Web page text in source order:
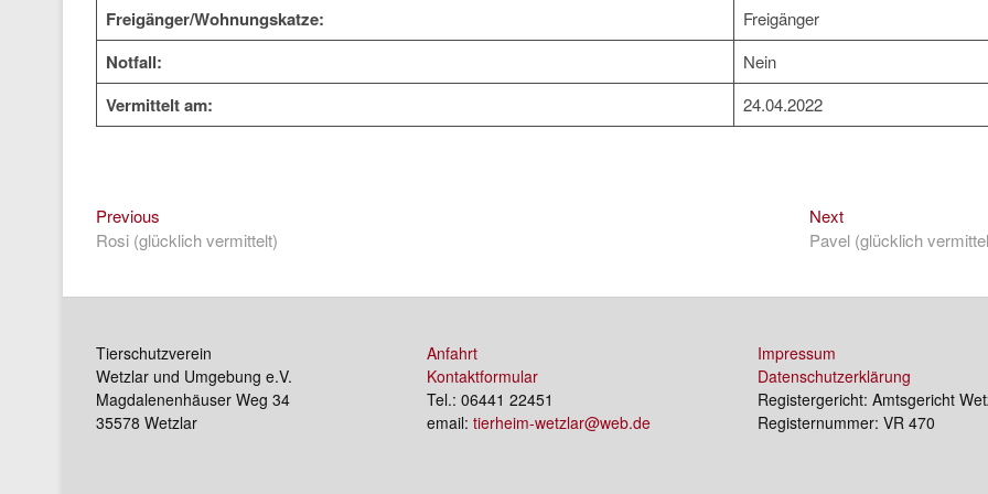
Freigänger/Wohnungskatze: Freigänger
Notfall: Nein
Vermittelt am: 24.04.2022
Beitragsnavigation
Previous
post:
Rosi (glücklich vermittelt)
NextNext
post:
Pavel (glücklich
Tierschutzverein
Wetzlar und Umgebung e.V.
Magdalenenhäuser Weg 34
35578 Wetzlar
Anfahrt
Kontaktformular
Tel.: 06441 22451
email: tierheim-wetzlar@web.de
Impressum
Datenschutzerklärung
Registergericht: Amtsgericht
Registernummer: VR 470